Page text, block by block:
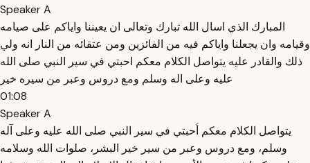
Speaker A
المبارك الذي اسال الله تبارك وتعالى ان يعيننا واياكم على صيامه
وقيامه وان يجعلنا واياكم فيه من الفائزين ومن عتقائه من النار انه ولي
ذلك والقادر عليه يتواصل الكلام معكم احبتي في سير النبي صلى الله
عليه وعلى اله وسلم ومع دروس وعبر من سيره خير
01:08
Speaker A
يتواصل الكلام معكم أحبتي في سير النبي صلى الله عليه وعلى آله
وسلم، ومع دروس وعبر من سير خير البشر، صلوات الله وسلامه